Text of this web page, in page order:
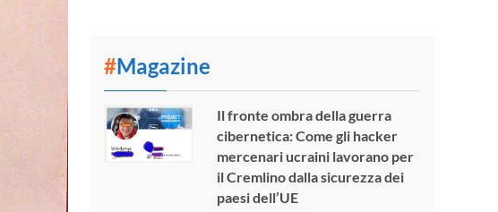
#Magazine
Il fronte ombra della guerra
cibernetica: Come gli hacker
mercenari ucraini lavorano per
il Cremlino dalla sicurezza dei
paesi dell’UE